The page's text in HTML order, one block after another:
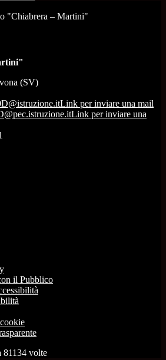
"Chiabrera – Martini"
(SV)
Link per inviare una mail
Link per inviare una
il Pubblico
81134 volte